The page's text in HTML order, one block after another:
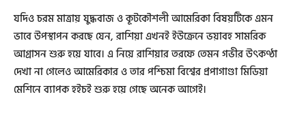
যদিও চরম মাত্রায় যুদ্ধবাজ ও কূটকৌশলী আমেরিকা বিষয়টিকে এমন
ভাবে উপস্থাপন করছে যেন, রাশিয়া এখনই ইউক্রেনে ভয়াবহ সামরিক
আগ্রাসন শুরু হয়ে যাবে। এ নিয়ে রাশিয়ার তরফে তেমন গভীর উৎকণ্ঠা
দেখা না গেলেও আমেরিকার ও তার পশ্চিমা বিশ্বের প্রপাগাণ্ডা মিডিয়া
মেশিনে ব্যাপক হইচই শুরু হয়ে গেছে অনেক আগেই।